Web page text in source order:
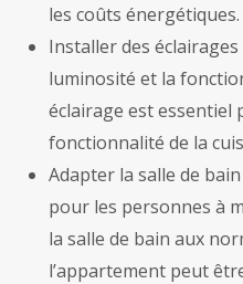
les coûts énergétiques.
Installer des
luminosité et la
éclairage est essentiel
fonctionnalité de la
Adapter la salle de
pour les personnes à
la salle de bain aux
l’appartement peut